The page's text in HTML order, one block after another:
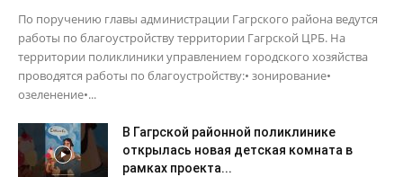
По поручению главы администрации Гагрского района ведутся
работы по благоустройству территории Гагрской ЦРБ. На
территории поликлиники управлением городского хозяйства
проводятся работы по благоустройству:• зонирование•
озеленение•...
В Гагрской районной поликлинике
открылась новая детская комната в
рамках проекта...